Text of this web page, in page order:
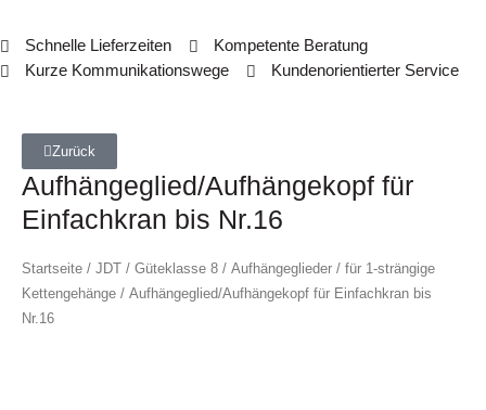
Schnelle Lieferzeiten
Kompetente Beratung
Kurze Kommunikationswege
Kundenorientierter Service
Zurück
Aufhängeglied/Aufhängekopf für
Einfachkran bis Nr.16
Startseite / JDT / Güteklasse 8 / Aufhängeglieder / für 1-strängige
Kettengehänge / Aufhängeglied/Aufhängekopf für Einfachkran bis
Nr.16